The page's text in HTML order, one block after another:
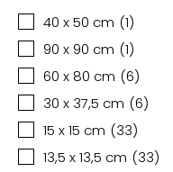
40 x 50 cm (1)
90 x 90 cm (1)
60 x 80 cm (6)
30 x 37,5 cm (6)
15 x 15 cm (33)
13,5 x 13,5 cm (33)